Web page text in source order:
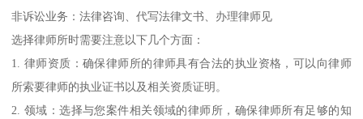
非诉讼业务：法律咨询、代写法律文书、办理律师见
选择律师所时需要注意以下几个方面：
1. 律师资质：确保律师所的律师具有合法的执业资格，可以向律师
所索要律师的执业证书以及相关资质证明。
2. 领域：选择与您案件相关领域的律师所，确保律师所有足够的知